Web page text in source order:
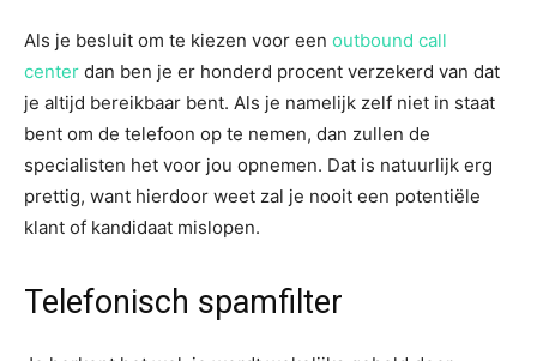
Als je besluit om te kiezen voor een outbound call
center dan ben je er honderd procent verzekerd van dat
je altijd bereikbaar bent. Als je namelijk zelf niet in staat
bent om de telefoon op te nemen, dan zullen de
specialisten het voor jou opnemen. Dat is natuurlijk erg
prettig, want hierdoor weet zal je nooit een potentiële
klant of kandidaat mislopen.
Telefonisch spamfilter